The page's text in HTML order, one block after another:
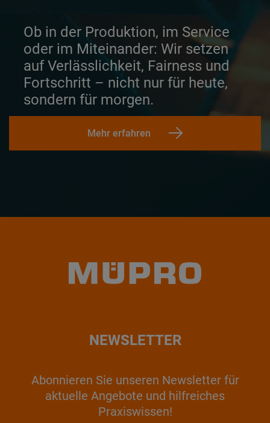
Ob in der Produktion, im Service
oder im Miteinander: Wir setzen
auf Verlässlichkeit, Fairness und
Fortschritt – nicht nur für heute,
sondern für morgen.
Mehr erfahren
NEWSLETTER
Abonnieren Sie unseren Newsletter für
aktuelle Angebote und hilfreiches
Praxiswissen!